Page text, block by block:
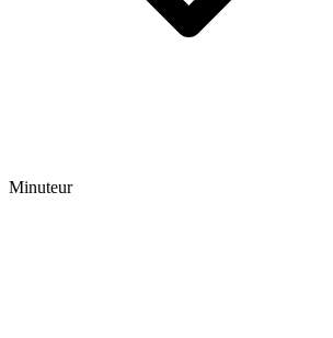
Minuteur